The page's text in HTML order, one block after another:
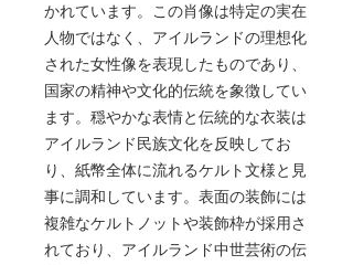
かれています。この肖像は特定の実在
人物ではなく、アイルランドの理想化
された女性像を表現したものであり、
国家の精神や文化的伝統を象徴してい
ます。穏やかな表情と伝統的な衣装は
アイルランド民族文化を反映してお
り、紙幣全体に流れるケルト文様と見
事に調和しています。表面の装飾には
複雑なケルトノットや装飾枠が採用さ
れており、アイルランド中世芸術の伝